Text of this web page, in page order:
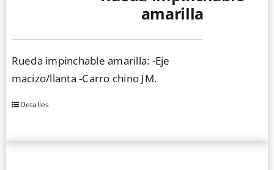
amarilla
Rueda impinchable amarilla: -Eje
macizo/llanta -Carro chino JM.
Detalles